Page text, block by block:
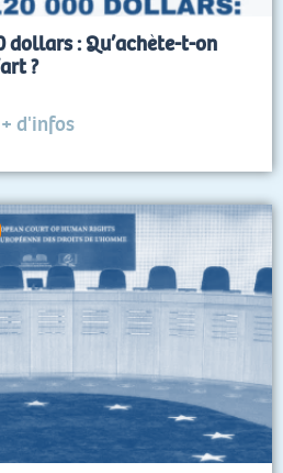
dollars : Qu’achète-t-on
?
+ d'infos